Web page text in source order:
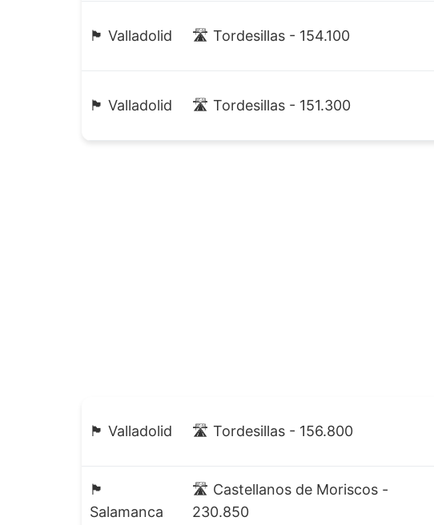
🏴 Valladolid 🛣️ Tordesillas - 154.100
🏴 Valladolid 🛣️ Tordesillas - 151.300
🏴 Valladolid 🛣️ Tordesillas - 156.800
🏴
Salamanca
🛣️ Castellanos de Moriscos -
230.850